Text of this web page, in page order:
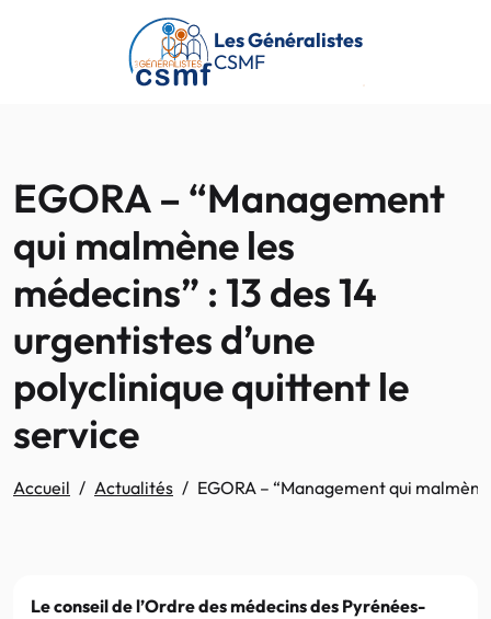
Passer au contenu principal
Les Généralistes
CSMF
EGORA – “Management
qui malmène les
médecins” : 13 des 14
urgentistes d’une
polyclinique quittent le
service
Accueil Actualités EGORA – “Management qui
Le conseil de l’Ordre des médecins des Pyrénées-